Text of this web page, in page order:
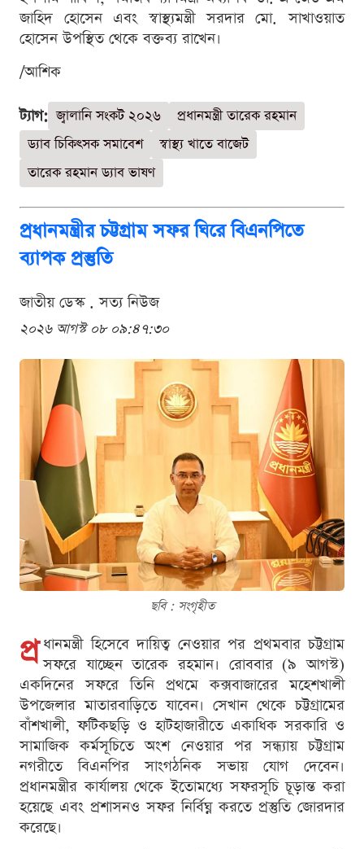
জাহিদ হোসেন এবং স্বাস্থ্যমন্ত্রী সরদার মো. সাখাওয়াত
হোসেন উপস্থিত থেকে বক্তব্য রাখেন।
/আশিক
ট্যাগ: জ্বালানি সংকট ২০২৬
প্রধানমন্ত্রী তারেক রহমান
ড্যাব চিকিৎসক সমাবেশ
স্বাস্থ্য খাতে বাজেট
তারেক রহমান ড্যাব ভাষণ
প্রধানমন্ত্রীর চট্টগ্রাম সফর ঘিরে বিএনপিতে
ব্যাপক প্রস্তুতি
জাতীয় ডেস্ক . সত্য নিউজ
২০২৬ আগস্ট ০৮ ০৯:৪৭:৩০
ছবি : সংগৃহীত
প্র ধানমন্ত্রী হিসেবে দায়িত্ব নেওয়ার পর প্রথমবার চট্টগ্রাম
সফরে যাচ্ছেন তারেক রহমান। রোববার (৯ আগস্ট)
একদিনের সফরে তিনি প্রথমে কক্সবাজারের মহেশখালী
উপজেলার মাতারবাড়িতে যাবেন। সেখান থেকে চট্টগ্রামের
বাঁশখালী, ফটিকছড়ি ও হাটহাজারীতে একাধিক সরকারি ও
সামাজিক কর্মসূচিতে অংশ নেওয়ার পর সন্ধ্যায় চট্টগ্রাম
নগরীতে বিএনপির সাংগঠনিক সভায় যোগ দেবেন।
প্রধানমন্ত্রীর কার্যালয় থেকে ইতোমধ্যে সফরসূচি চূড়ান্ত করা
হয়েছে এবং প্রশাসনও সফর নির্বিঘ্ন করতে প্রস্তুতি জোরদার
করেছে।